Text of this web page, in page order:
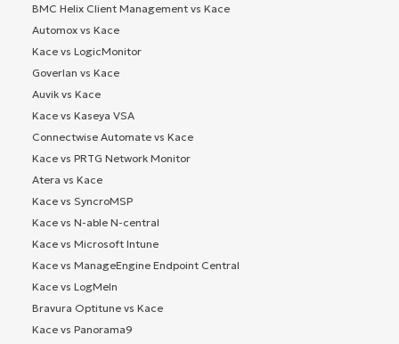
BMC Helix Client Management vs Kace
Automox vs Kace
Kace vs LogicMonitor
Goverlan vs Kace
Auvik vs Kace
Kace vs Kaseya VSA
Connectwise Automate vs Kace
Kace vs PRTG Network Monitor
Atera vs Kace
Kace vs SyncroMSP
Kace vs N-able N-central
Kace vs Microsoft Intune
Kace vs ManageEngine Endpoint Central
Kace vs LogMeIn
Bravura Optitune vs Kace
Kace vs Panorama9